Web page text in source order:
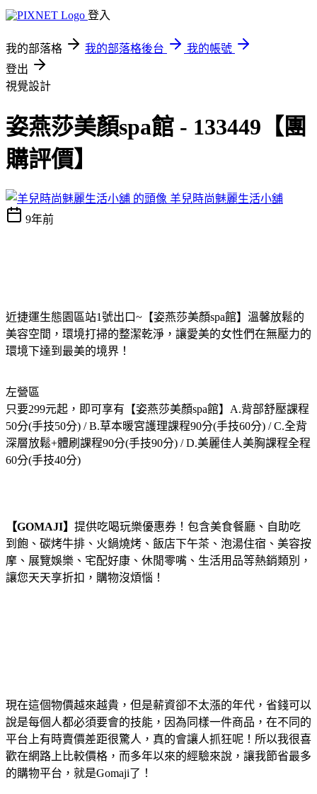
登入
我的部落格 我的部落格後台
我的帳號
登出
視覺設計
姿燕莎美顏spa館 - 133449【團
購評價】
羊兒時尚魅麗生活小舖
9年前
近捷運生態園區站1號出口~【姿燕莎美顏spa館】溫馨放鬆的
美容空間，環境打掃的整潔乾淨，讓愛美的女性們在無壓力的
環境下達到最美的境界！
左營區
只要299元起，即可享有【姿燕莎美顏spa館】A.背部舒壓課程
50分(手技50分) / B.草本暖宮護理課程90分(手技60分) / C.全背
深層放鬆+體刷課程90分(手技90分) / D.美麗佳人美胸課程全程
60分(手技40分)
【GOMAJI】 提供吃喝玩樂優惠券！包含美食餐廳、自助吃
到飽、碳烤牛排、火鍋燒烤、飯店下午茶、泡湯住宿、美容按
摩、展覽娛樂、宅配好康、休閒零嘴、生活用品等熱銷類別，
讓您天天享折扣，購物沒煩惱！
現在這個物價越來越貴，但是薪資卻不太漲的年代，省錢可以
說是每個人都必須要會的技能，因為同樣一件商品，在不同的
平台上有時賣價差距很驚人，真的會讓人抓狂呢！所以我很喜
歡在網路上比較價格，而多年以來的經驗來說，讓我節省最多
的購物平台，就是Gomaji了！